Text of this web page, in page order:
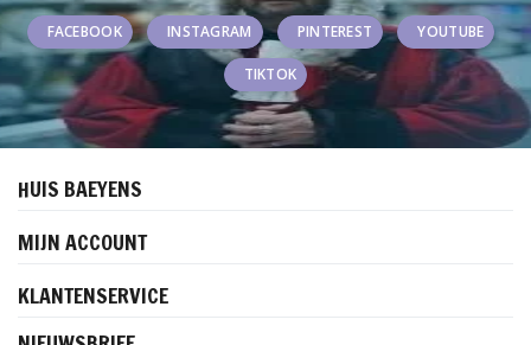
FACEBOOK INSTAGRAM PINTEREST YOUTUBE
TIKTOK
HUIS BAEYENS
MIJN ACCOUNT
KLANTENSERVICE